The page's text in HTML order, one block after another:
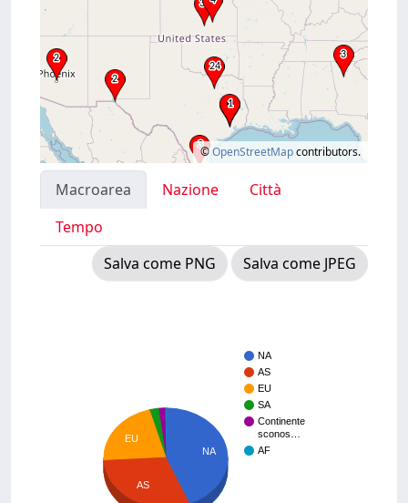
©OpenStreetMapcontributors.
Macroarea Nazione
Città
Tempo
Salva come PNG
Salva come JPEG
NA
AS
EU
SA
Continente
sconos…
AF
NA
EU
AS